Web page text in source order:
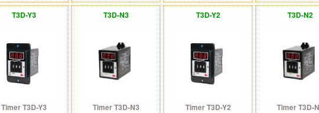
T3D-Y3
Timer T3D-Y3
T3D-N3
Timer T3D-N3
T3D-Y2
Timer T3D-Y2
T3D-N2
Timer T3D-